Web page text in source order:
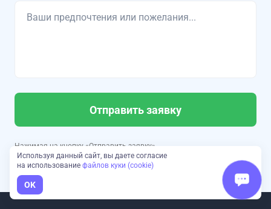
Отправить заявку
Нажимая на кнопку «Отправить заявку»,
вы соглашаетесь сполитикой конфиденциальности
пользовательским соглашением
Используя данный сайт, вы даете согласие
на использование файлов куки (cookie)
OK